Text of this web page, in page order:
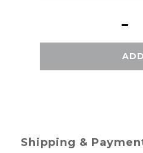
Shipping &